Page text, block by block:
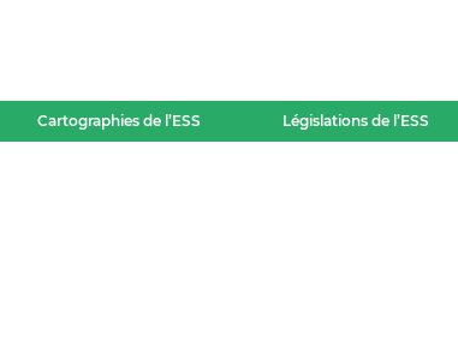
Cartographies de l’ESS Législations de l’ESS